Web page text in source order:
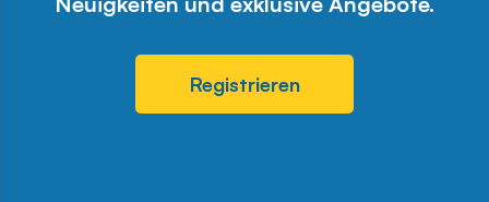
Registrieren